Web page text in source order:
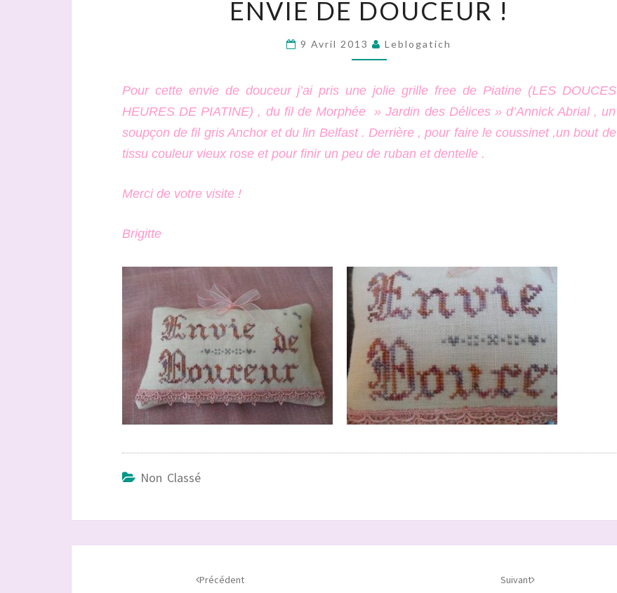
DE
ENVIE DE DOUCEUR !
9 Avril 2013 Leblogatich
Pour cette envie de douceur j’ai pris une jolie grille free de Piatine (LES DOUCES
HEURES DE PIATINE) , du fil de Morphée » Jardin des Délices » d’Annick Abrial , un
soupçon de fil gris Anchor et du lin Belfast . Derrière , pour faire le coussinet ,un bout de
tissu couleur vieux rose et pour finir un peu de ruban et dentelle .
Merci de votre visite !
Brigitte
Non Classé
Précédent Suivant